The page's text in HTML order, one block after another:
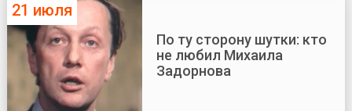
21 июля
По ту сторону шутки: кто
не любил Михаила
Задорнова